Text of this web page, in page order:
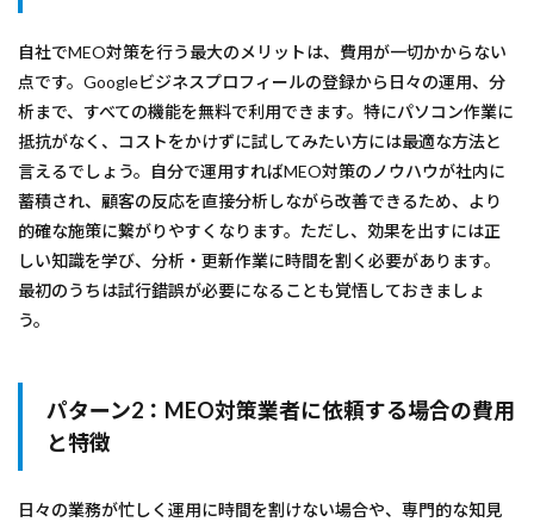
自社でMEO対策を行う最大のメリットは、費用が一切かからない
点です。Googleビジネスプロフィールの登録から日々の運用、分
析まで、すべての機能を無料で利用できます。特にパソコン作業に
抵抗がなく、コストをかけずに試してみたい方には最適な方法と
言えるでしょう。自分で運用すればMEO対策のノウハウが社内に
蓄積され、顧客の反応を直接分析しながら改善できるため、より
的確な施策に繋がりやすくなります。ただし、効果を出すには正
しい知識を学び、分析・更新作業に時間を割く必要があります。
最初のうちは試行錯誤が必要になることも覚悟しておきましょ
う。
パターン2：MEO対策業者に依頼する場合の費用
と特徴
日々の業務が忙しく運用に時間を割けない場合や、専門的な知見